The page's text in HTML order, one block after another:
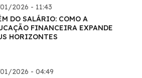
2026 - 11:43
DO SALÁRIO: COMO A
FINANCEIRA EXPANDE
HORIZONTES
2026 - 04:49